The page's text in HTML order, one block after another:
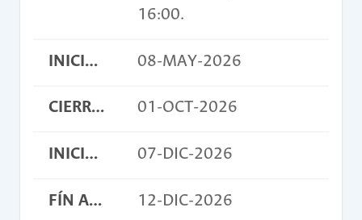
16:00.
INICIO INSCRIPCIONES 08-MAY-2026
CIERRE INSCRIPCIONES 01-OCT-2026
INICIO ACTIVIDAD 07-DIC-2026
FÍN ACTIVIDAD 12-DIC-2026